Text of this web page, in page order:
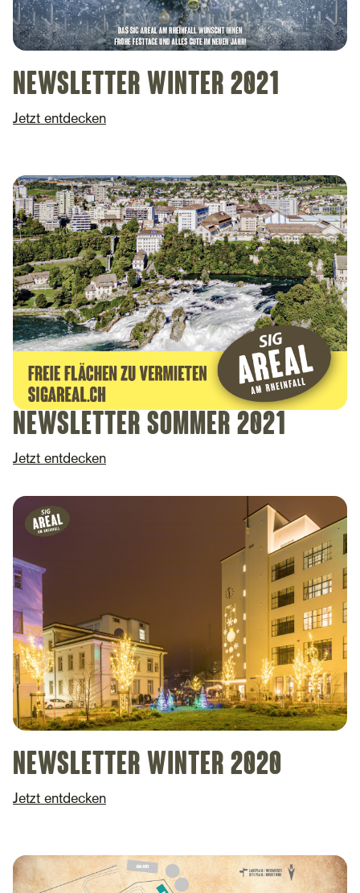
Newsletter Winter 2021
Jetzt entdecken
Newsletter sommer 2021
Jetzt entdecken
Newsletter Winter 2020
Jetzt entdecken